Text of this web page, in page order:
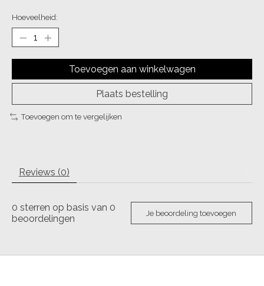
Hoeveelheid:
Toevoegen aan winkelwagen
Plaats bestelling
Toevoegen om te vergelijken
Reviews (0)
0 sterren op basis van 0
beoordelingen
Je beoordeling toevoegen